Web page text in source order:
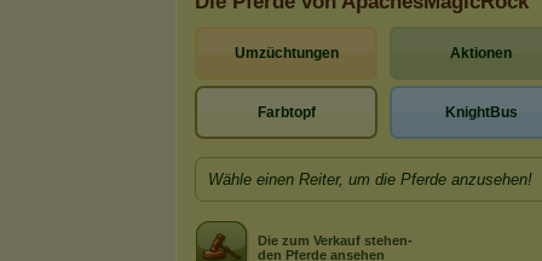
Umzüchtungen Aktionen
Farbtopf KnightBus
Wähle einen Reiter, um die Pferde anzusehen!
Die zum Verkauf stehen-
den Pferde ansehen